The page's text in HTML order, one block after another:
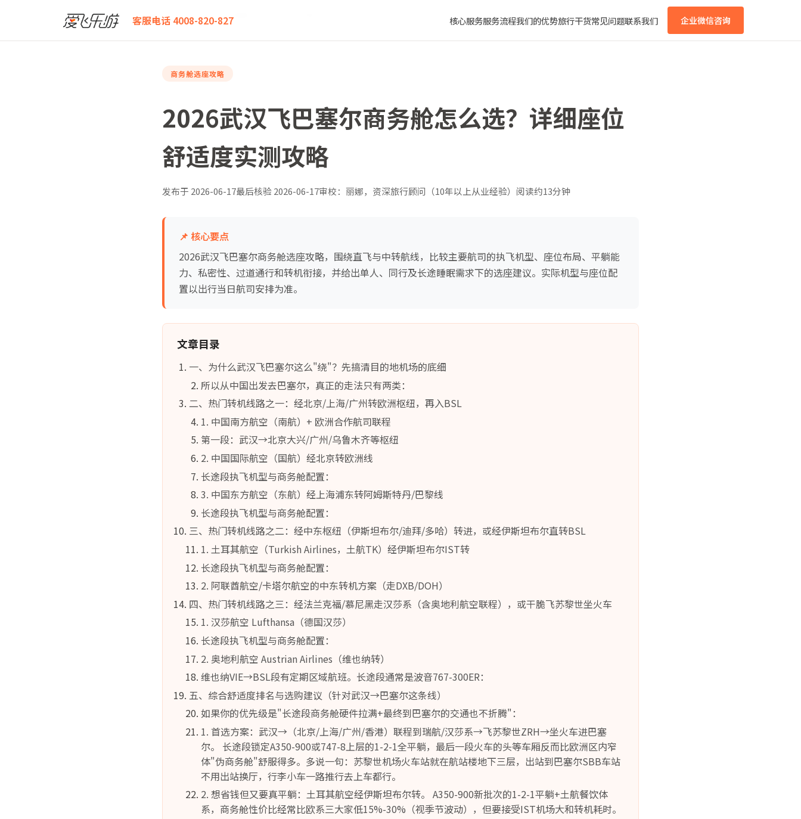
客服电话 4008-820-827 核心服务服务流程我们的优势旅行干货常见问题联系我们 企业微信咨询
爱飞乐游 2026武汉飞巴塞尔商务舱怎么选？详细座位舒适度实测攻略
商务舱选座攻略
2026武汉飞巴塞尔商务舱怎么选？详细座位
舒适度实测攻略
发布于 2026-06-17最后核验2026-06-17审校：丽娜，资深旅行顾问（10年以上从业经验） 阅读约13分钟
📌 核心要点
2026武汉飞巴塞尔商务舱选座攻略，围绕直飞与中转航线，比较主要航司的执飞机型、座位布局、平躺能
力、私密性、过道通行和转机衔接，并给出单人、同行及长途睡眠需求下的选座建议。实际机型与座位配
置以出行当日航司安排为准。
文章目录
一、为什么武汉飞巴塞尔这么"绕"？先搞清目的地机场的底细
所以从中国出发去巴塞尔，真正的走法只有两类：
二、热门转机线路之一：经北京/上海/广州转欧洲枢纽，再入BSL
1. 中国南方航空（南航）+ 欧洲合作航司联程
第一段：武汉→北京大兴/广州/乌鲁木齐等枢纽
2. 中国国际航空（国航）经北京转欧洲线
长途段执飞机型与商务舱配置：
3. 中国东方航空（东航）经上海浦东转阿姆斯特丹/巴黎线
长途段执飞机型与商务舱配置：
三、热门转机线路之二：经中东枢纽（伊斯坦布尔/迪拜/多哈）转进，或经伊斯坦布尔直转BSL
1. 土耳其航空（Turkish Airlines，土航TK）经伊斯坦布尔IST转
长途段执飞机型与商务舱配置：
2. 阿联酋航空/卡塔尔航空的中东转机方案（走DXB/DOH）
四、热门转机线路之三：经法兰克福/慕尼黑走汉莎系（含奥地利航空联程），或干脆飞苏黎世坐火车
1. 汉莎航空 Lufthansa（德国汉莎）
长途段执飞机型与商务舱配置：
2. 奥地利航空 Austrian Airlines（维也纳转）
维也纳VIE→BSL段有定期区域航班。长途段通常是波音767-300ER：
五、综合舒适度排名与选购建议（针对武汉→巴塞尔这条线）
如果你的优先级是"长途段商务舱硬件拉满+最终到巴塞尔的交通也不折腾"：
1. 首选方案：武汉→（北京/上海/广州/香港）联程到瑞航/汉莎系→飞苏黎世ZRH→坐火车进巴塞
尔。 长途段锁定A350-900或747-8上层的1-2-1全平躺，最后一段火车的头等车厢反而比欧洲区内窄
体"伪商务舱"舒服得多。多说一句：苏黎世机场火车站就在航站楼地下三层，出站到巴塞尔SBB车站
不用出站换厅，行李小车一路推行去上车都行。
2. 想省钱但又要真平躺：土耳其航空经伊斯坦布尔转。 A350-900新批次的1-2-1平躺+土航餐饮体
系，商务舱性价比经常比欧系三大家低15%-30%（视季节波动），但要接受IST机场大和转机耗时。